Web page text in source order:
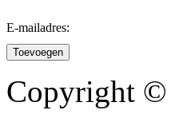
E-mailadres:
Toevoegen
Copyright ©